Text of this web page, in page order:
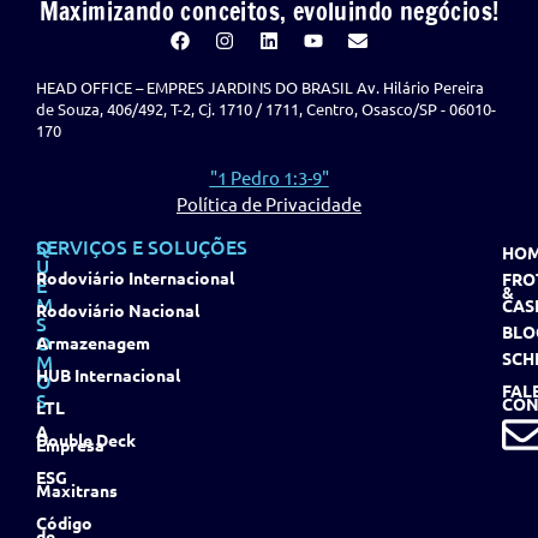
Maximizando conceitos, evoluindo negócios!
HEAD OFFICE – EMPRES JARDINS DO BRASIL Av. Hilário Pereira
de Souza, 406/492, T-2, Cj. 1710 / 1711, Centro, Osasco/SP - 06010-
170
"1 Pedro 1:3-9"
Política de Privacidade
Q
U
E
M
S
O
M
O
S
A
Empresa
ESG
Maxitrans
Código
SERVIÇOS E SOLUÇÕES
Rodoviário Internacional
Rodoviário Nacional
Armazenagem
HUB Internacional
LTL
Double Deck
&